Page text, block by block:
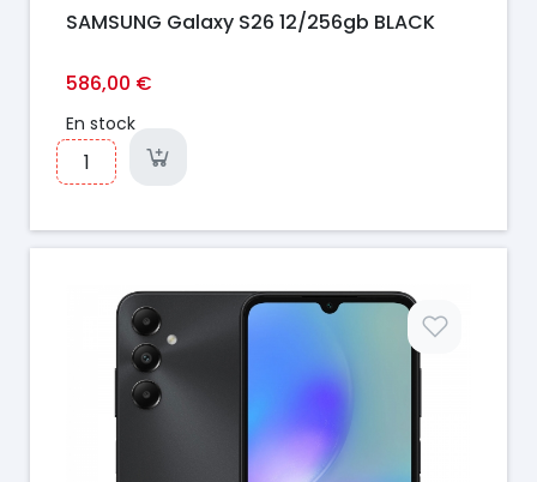
SAMSUNG Galaxy S26 12/256gb BLACK
586,00 €
En stock